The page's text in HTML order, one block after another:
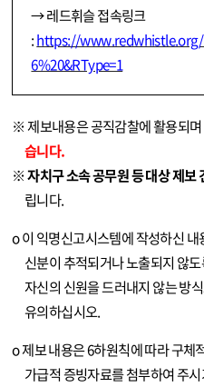
→ 레드휘슬 접속링크
:https://
6%20&RType=1
※ 제보내용은 공직감찰에 활용되며
습니다.
※자치구 소속 공무원 등 대상 제보
립니다.
o 이 익명신고시스템에 작성하신
신분이 추적되거나 노출되지 않
자신의 신원을 드러내지 않는 방
유의하십시오.
o 제보 내용은 6하원칙에 따라 구체
가급적 증빙자료를 첨부하여 주